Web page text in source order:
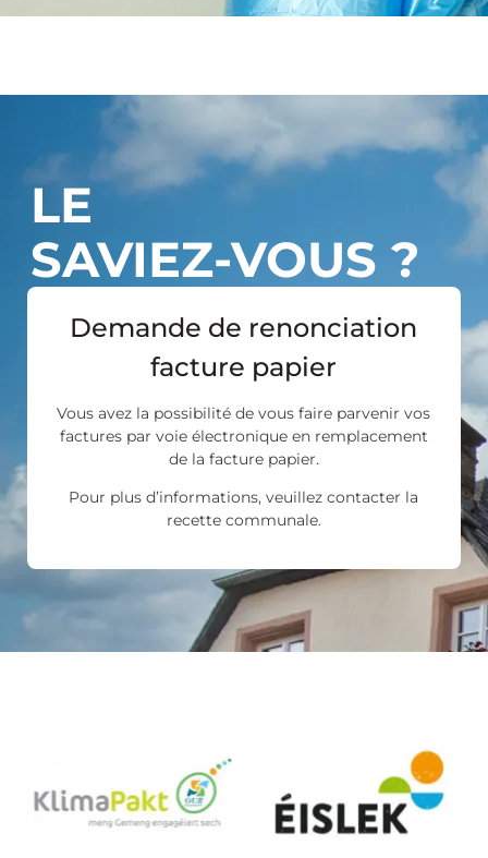
Demande de renonciation
facture papier
Vous avez la possibilité de vous faire parvenir vos
factures par voie électronique en remplacement
de la facture papier.
Pour plus d’informations, veuillez contacter la
recette communale.
LE
SAVIEZ-VOUS ?
Les